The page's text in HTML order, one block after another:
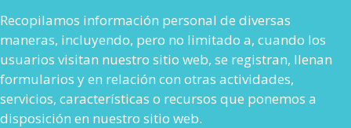
Recopilamos información personal de diversas
maneras, incluyendo, pero no limitado a, cuando los
usuarios visitan nuestro sitio web, se registran, llenan
formularios y en relación con otras actividades,
servicios, características o recursos que ponemos a
disposición en nuestro sitio web.